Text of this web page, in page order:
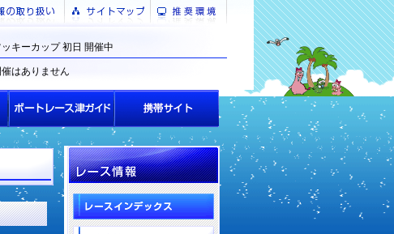
ッキーカップ 初日 開催中
催はありません